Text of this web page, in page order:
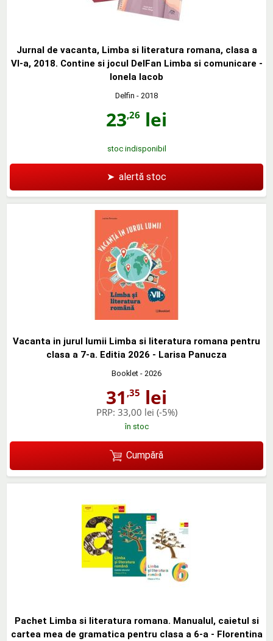
Jurnal de vacanta, Limba si literatura romana, clasa a
VI-a, 2018. Contine si jocul DelFan Limba si comunicare -
Ionela Iacob
Delfin - 2018
23,26 lei
stoc indisponibil
➤ alertă stoc
Vacanta in jurul lumii Limba si literatura romana pentru
clasa a 7-a. Editia 2026 - Larisa Panucza
Booklet - 2026
31 ,35 lei
PRP: 33,00 lei (-5%)
în stoc
Cumpără
Pachet Limba si literatura romana. Manualul, caietul si
cartea mea de gramatica pentru clasa a 6-a - Florentina